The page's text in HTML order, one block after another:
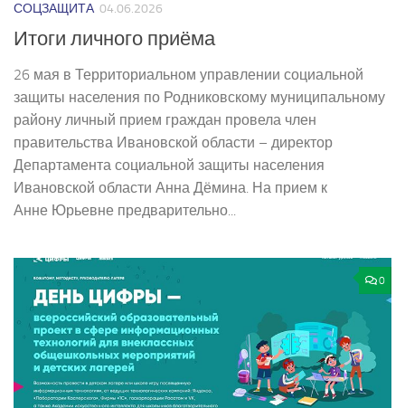
СОЦЗАЩИТА 04.06.2026
Итоги личного приёма
26 мая в Территориальном управлении социальной
защиты населения по Родниковскому муниципальному
району личный прием граждан провела член
правительства Ивановской области – директор
Департамента социальной защиты населения
Ивановской области Анна Дёмина. На прием к
Анне Юрьевне предварительно...
0